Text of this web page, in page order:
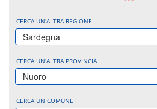
CERCA UN'ALTRA REGIONE
Sardegna
CERCA UN'ALTRA PROVINCIA
Nuoro
CERCA UN COMUNE